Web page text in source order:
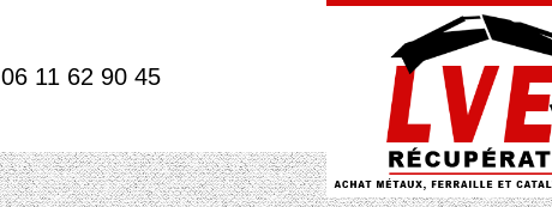
06 11 62 90 45